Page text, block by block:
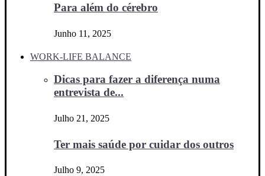
Para além do cérebro
Junho 11, 2025
WORK-LIFE BALANCE
Dicas para fazer a diferença numa
entrevista de...
Julho 21, 2025
Ter mais saúde por cuidar dos outros
Julho 9, 2025